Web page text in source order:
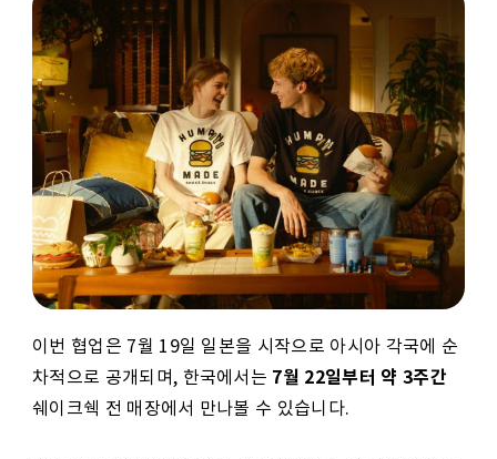
이번 협업은 7월 19일 일본을 시작으로 아시아 각국에 순
차적으로 공개되며, 한국에서는 7월 22일부터 약 3주간
쉐이크쉑 전 매장에서 만나볼 수 있습니다.